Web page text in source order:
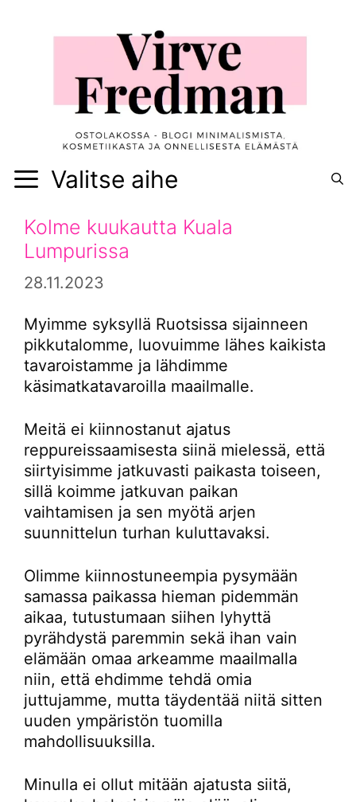
Valitse aihe
Kolme kuukautta Kuala
Lumpurissa
28.11.2023
Myimme syksyllä Ruotsissa sijainneen
pikkutalomme, luovuimme lähes kaikista
tavaroistamme ja lähdimme
käsimatkatavaroilla maailmalle.
Meitä ei kiinnostanut ajatus
reppureissaamisesta siinä mielessä, että
siirtyisimme jatkuvasti paikasta toiseen,
sillä koimme jatkuvan paikan
vaihtamisen ja sen myötä arjen
suunnittelun turhan kuluttavaksi.
Olimme kiinnostuneempia pysymään
samassa paikassa hieman pidemmän
aikaa, tutustumaan siihen lyhyttä
pyrähdystä paremmin sekä ihan vain
elämään omaa arkeamme maailmalla
niin, että ehdimme tehdä omia
juttujamme, mutta täydentää niitä sitten
uuden ympäristön tuomilla
mahdollisuuksilla.
Minulla ei ollut mitään ajatusta siitä,